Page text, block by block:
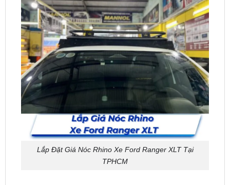
Lắp Đặt Giá Nóc Rhino Xe Ford Ranger XLT Tại
TPHCM
Tại sao nên lắp đặt giá nóc Rhino cho xe Ford